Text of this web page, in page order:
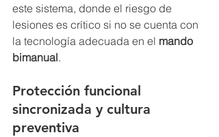
este sistema, donde el riesgo de
lesiones es crítico si no se cuenta con
la tecnología adecuada en el mando
bimanual.
Protección funcional
sincronizada y cultura
preventiva